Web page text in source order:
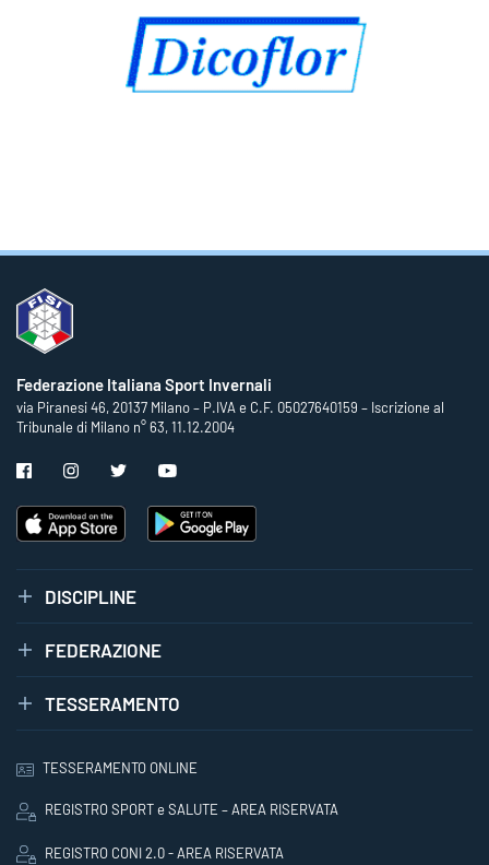
Federazione Italiana Sport Invernali
via Piranesi 46, 20137 Milano – P.IVA e C.F. 05027640159 – Iscrizione al
Tribunale di Milano n° 63, 11.12.2004
DISCIPLINE
FEDERAZIONE
TESSERAMENTO
TESSERAMENTO ONLINE
REGISTRO SPORT e SALUTE – AREA RISERVATA
REGISTRO CONI 2.0 - AREA RISERVATA